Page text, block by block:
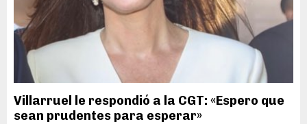
Villarruel le respondió a la CGT: «Espero que
sean prudentes para esperar»